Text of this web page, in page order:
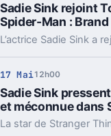
Sadie Sink rejoint
Spider-Man : Brand
17 Mai12h00
Sadie Sink
et méconnue dans